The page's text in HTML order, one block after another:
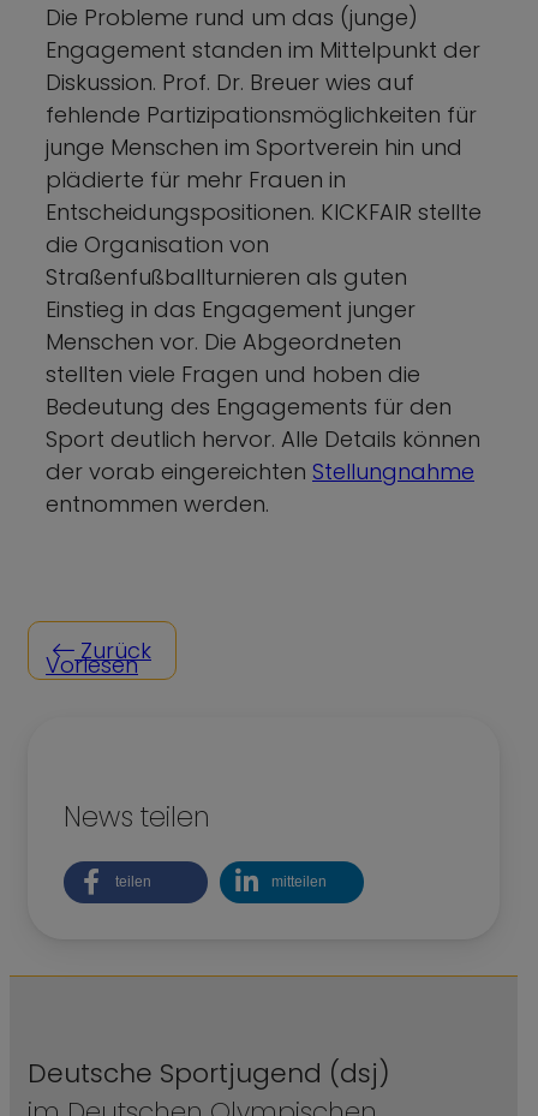
Die Probleme rund um das (junge)
Engagement standen im Mittelpunkt der
Diskussion. Prof. Dr. Breuer wies auf
fehlende Partizipationsmöglichkeiten für
junge Menschen im Sportverein hin und
plädierte für mehr Frauen in
Entscheidungspositionen. KICKFAIR stellte
die Organisation von
Straßenfußballturnieren als guten
Einstieg in das Engagement junger
Menschen vor. Die Abgeordneten
stellten viele Fragen und hoben die
Bedeutung des Engagements für den
Sport deutlich hervor. Alle Details können
der vorab eingereichten Stellungnahme
entnommen werden.
Zurück
Vorlesen
News teilen
teilen mitteilen
Deutsche Sportjugend (dsj)